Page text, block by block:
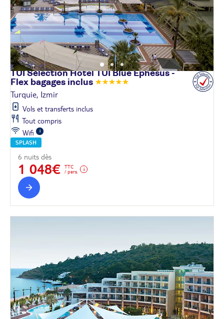
TUI Sélection Hôtel TUI Blue Ephesus -
Flex bagages inclus
Turquie, Izmir
Vols et transferts inclus
Tout compris
Wifi
SPLASH
6 nuits dès
1 048€
TTC
/ pers.